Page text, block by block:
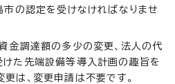
市の認定を受けなければなりませ
金調達額の多少の変更、法人の代
けた先端設備等導入計画の趣旨を
は、変更申請は不要です。